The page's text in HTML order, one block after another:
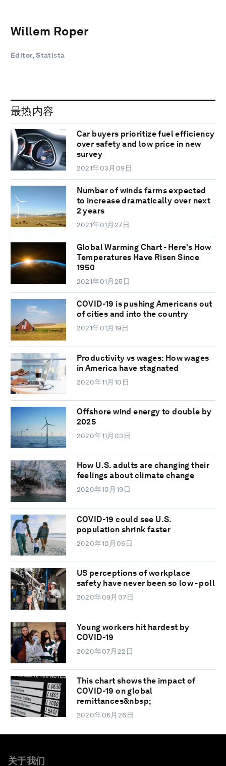
Willem Roper
Editor, Statista
最热内容
Car buyers prioritize fuel efficiency
over safety and low price in new
survey
2021年03月09日
Number of winds farms expected
to increase dramatically over next
2 years
2021年01月27日
Global Warming Chart - Here's How
Temperatures Have Risen Since
1950
2021年01月25日
COVID-19 is pushing Americans out
of cities and into the country
2021年01月19日
Productivity vs wages: How wages
in America have stagnated
2020年11月10日
Offshore wind energy to double by
2025
2020年11月03日
How U.S. adults are changing their
feelings about climate change
2020年10月19日
COVID-19 could see U.S.
population shrink faster
2020年10月06日
US perceptions of workplace
safety have never been so low - poll
2020年09月07日
Young workers hit hardest by
COVID-19
2020年07月22日
This chart shows the impact of
COVID-19 on global
remittances&nbsp;
2020年06月26日
关于我们